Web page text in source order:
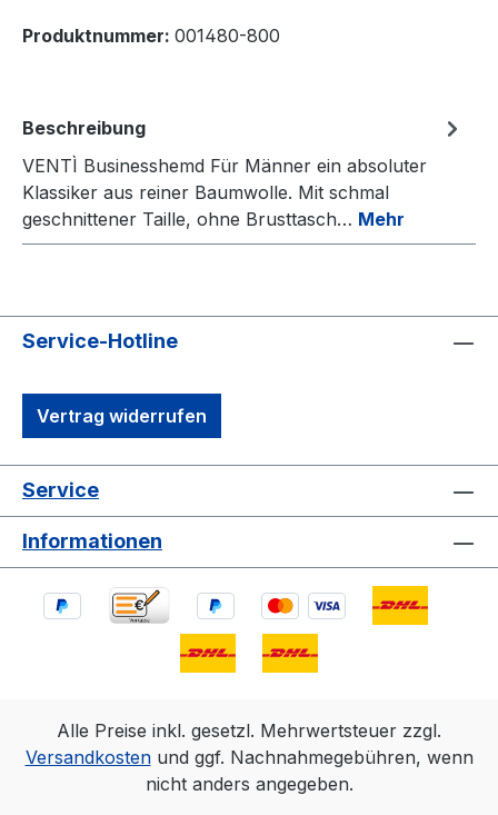
Produktnummer: 001480-800
Beschreibung
VENTÌ Businesshemd Für Männer ein absoluter
Klassiker aus reiner Baumwolle. Mit schmal
geschnittener Taille, ohne Brusttasch… Mehr
Service-Hotline
Vertrag widerrufen
Service
Informationen
Alle Preise inkl. gesetzl. Mehrwertsteuer zzgl.
Versandkostenund ggf. Nachnahmegebühren, wenn
nicht anders angegeben.